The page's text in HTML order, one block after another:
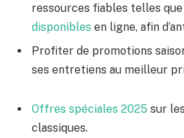
ressources fiables telles que
disponibles en ligne, afin
Profiter de promotions
ses entretiens au meilleur
Offres spéciales 2025 sur
classiques.